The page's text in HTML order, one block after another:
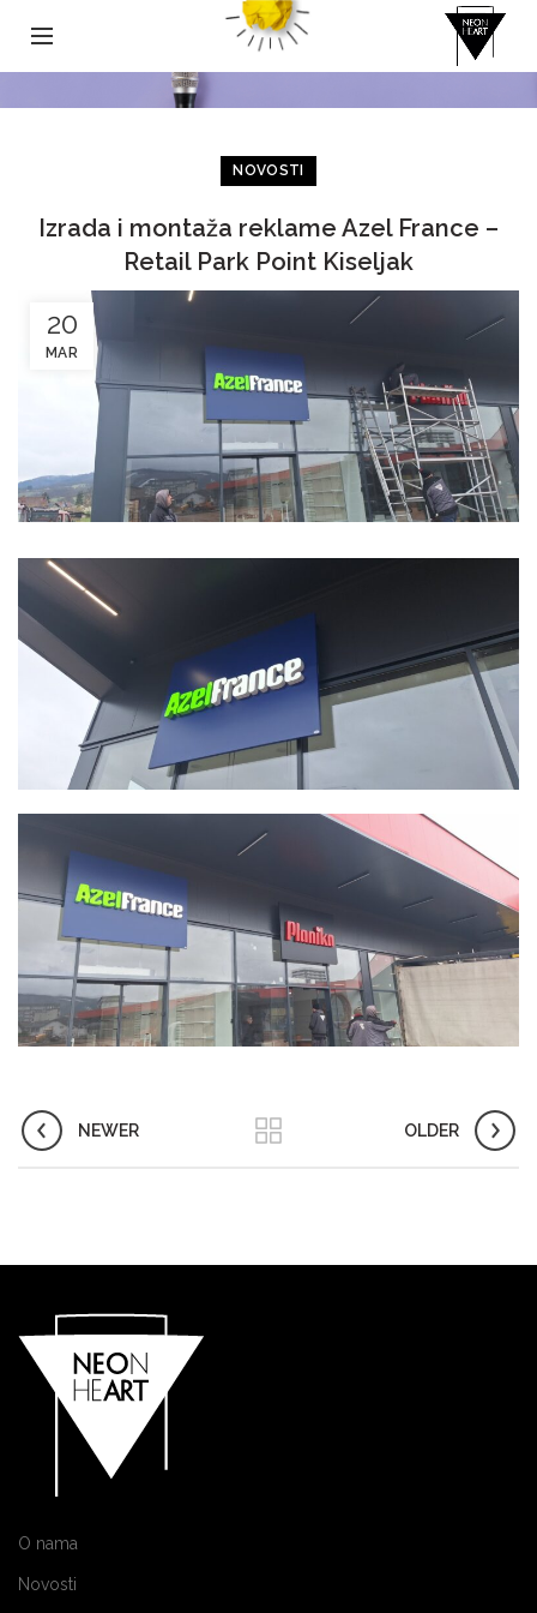
NOVOSTI
Izrada i montaža reklame Azel France –
Retail Park Point Kiseljak
20
MAR
NEWER OLDER
O nama
Novosti